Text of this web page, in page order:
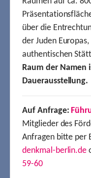
über die
der Juden
authentischen
Raum der Namen
Dauerausstellung.
Auf Anfrage:
Mitglieder des
Anfragen bitte per
denkmal-berlin.de
59-60